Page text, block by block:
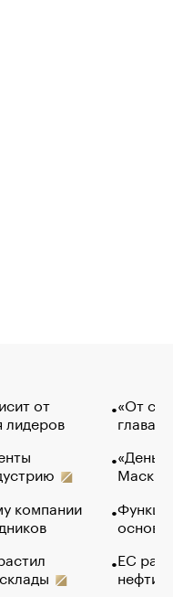
от
лидеров
компании
«От
глава
Маск в
основ
ЕС
нефти